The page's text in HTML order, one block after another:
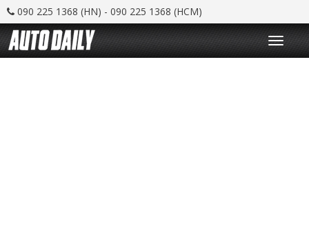
090 225 1368 (HN) - 090 225 1368 (HCM)
T
o
g